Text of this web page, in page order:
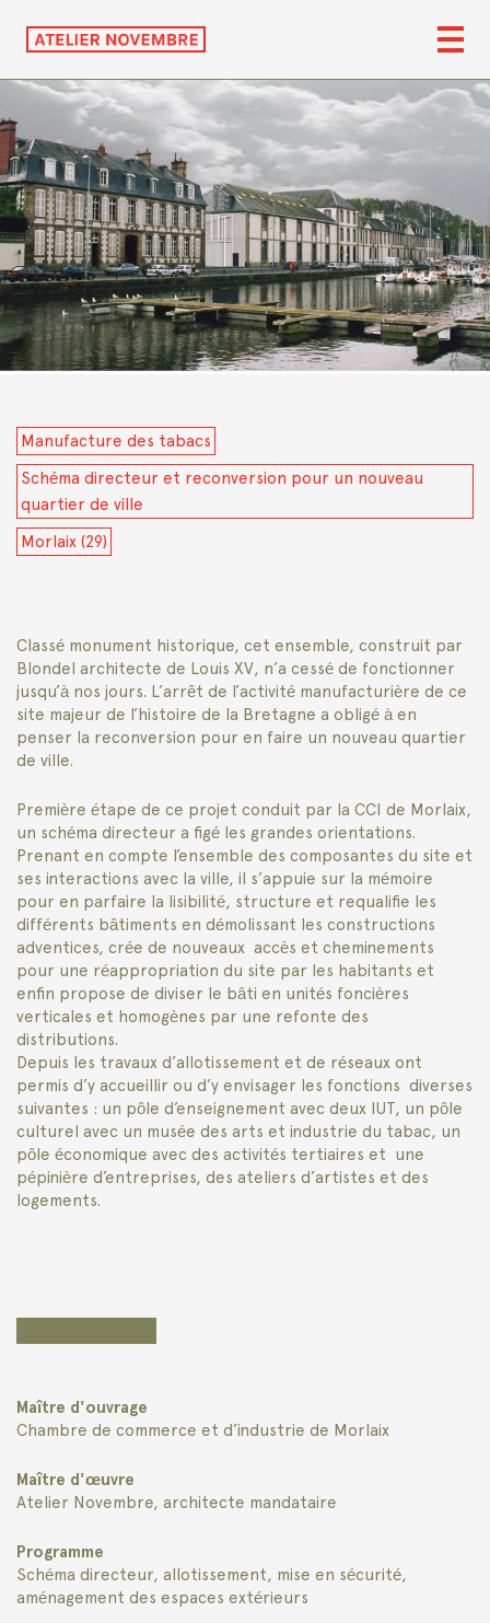
Manufacture des tabacs
Schéma directeur et reconversion pour un nouveau
quartier de ville
Morlaix (29)
Classé monument historique, cet ensemble, construit par
Blondel architecte de Louis XV, n’a cessé de fonctionner
jusqu’à nos jours. L’arrêt de l’activité manufacturière de ce
site majeur de l’histoire de la Bretagne a obligé à en
penser la reconversion pour en faire un nouveau quartier
de ville.
Première étape de ce projet conduit par la CCI de Morlaix,
un schéma directeur a figé les grandes orientations.
Prenant en compte l’ensemble des composantes du site et
ses interactions avec la ville, il s’appuie sur la mémoire
pour en parfaire la lisibilité, structure et requalifie les
différents bâtiments en démolissant les constructions
adventices, crée de nouveaux accès et cheminements
pour une réappropriation du site par les habitants et
enfin propose de diviser le bâti en unités foncières
verticales et homogènes par une refonte des
distributions.
Depuis les travaux d’allotissement et de réseaux ont
permis d’y accueillir ou d’y envisager les fonctions diverses
suivantes : un pôle d’enseignement avec deux IUT, un pôle
culturel avec un musée des arts et industrie du tabac, un
pôle économique avec des activités tertiaires et une
pépinière d’entreprises, des ateliers d’artistes et des
logements.
Maître d'ouvrage
Chambre de commerce et d’industrie de Morlaix
Maître d'œuvre
Atelier Novembre, architecte mandataire
Programme
Schéma directeur, allotissement, mise en sécurité,
aménagement des espaces extérieurs